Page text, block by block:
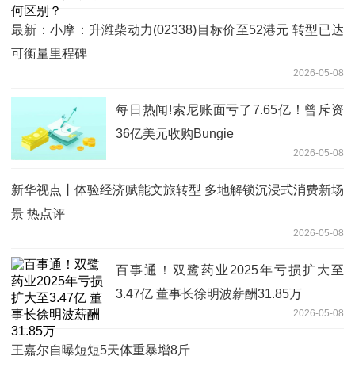
最新：小摩：升潍柴动力(02338)目标价至52港元 转型已达
可衡量里程碑
2026-05-08
每日热闻!索尼账面亏了7.65亿！曾斥资
36亿美元收购Bungie
2026-05-08
新华视点丨体验经济赋能文旅转型 多地解锁沉浸式消费新场
景 热点评
2026-05-08
百事通！双鹭药业2025年亏损扩大至
3.47亿 董事长徐明波薪酬31.85万
2026-05-08
王嘉尔自曝短短5天体重暴增8斤